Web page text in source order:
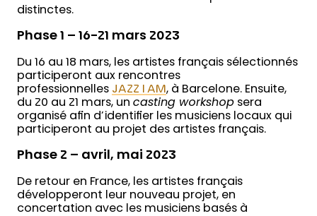
distinctes.
Phase 1 – 16-21 mars 2023
Du 16 au 18 mars, les artistes français sélectionnés
participeront aux rencontres
professionnelles JAZZ I AM, à Barcelone. Ensuite,
du 20 au 21 mars, un casting workshop sera
organisé afin d’identifier les musiciens locaux qui
participeront au projet des artistes français.
Phase 2 – avril, mai 2023
De retour en France, les artistes français
développeront leur nouveau projet, en
concertation avec les musiciens basés à